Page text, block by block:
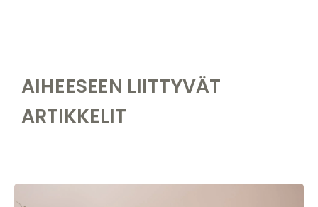
AIHEESEEN LIITTYVÄT
ARTIKKELIT